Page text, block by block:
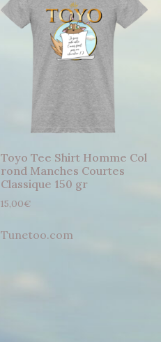
Toyo Tee Shirt Homme Col
rond Manches Courtes
Classique 150 gr
15,00€
Tunetoo.com